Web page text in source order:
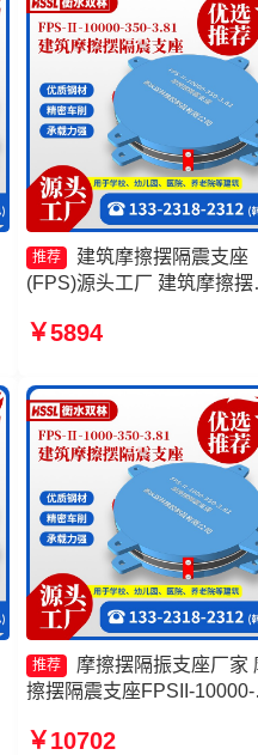
推荐
建筑摩擦摆隔震支座
(FPS)源头工厂 建筑摩擦摆
支座厂家 摩擦摆隔震支座
厂
￥5894
推荐
摩擦摆隔振支座厂家
擦摆隔震支座FPSII-10000-
震支座 建筑摩擦隔震支座
￥10702